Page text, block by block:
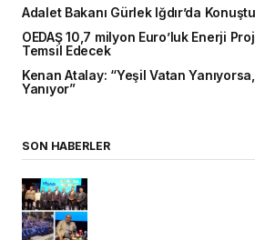
Adalet Bakanı Gürlek Iğdır’da Konuştu
OEDAŞ 10,7 milyon Euro’luk Enerji
Temsil Edecek
Kenan Atalay: “Yeşil Vatan
Yanıyor”
SON HABERLER